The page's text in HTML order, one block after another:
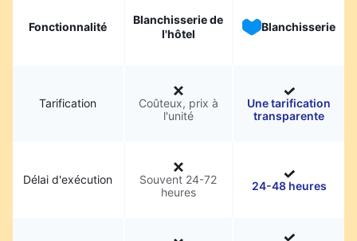
Fonctionnalité
Blanchisserie de
l'hôtel
Blanchisserie
Tarification
Coûteux, prix à
l'unité
Une tarification
transparente
Délai d'exécution
Souvent 24-72
heures
24-48 heures